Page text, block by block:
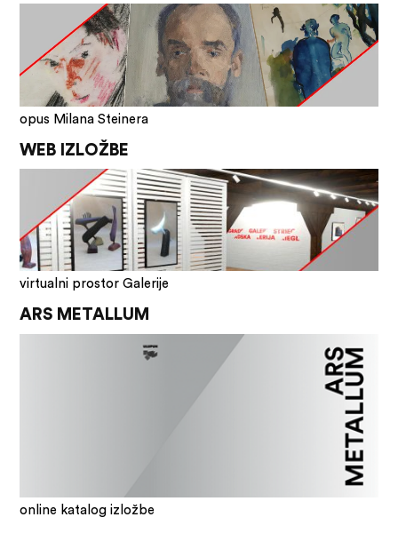
opus Milana Steinera
WEB IZLOŽBE
virtualni prostor Galerije
ARS METALLUM
online katalog izložbe